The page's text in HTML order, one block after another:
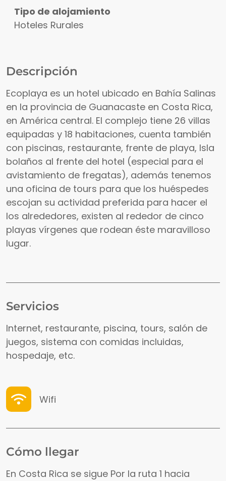
Tipo de alojamiento
Hoteles Rurales
Descripción
Ecoplaya es un hotel ubicado en Bahía Salinas
en la provincia de Guanacaste en Costa Rica,
en América central. El complejo tiene 26 villas
equipadas y 18 habitaciones, cuenta también
con piscinas, restaurante, frente de playa, Isla
bolaños al frente del hotel (especial para el
avistamiento de fregatas), además tenemos
una oficina de tours para que los huéspedes
escojan su actividad preferida para hacer el
los alrededores, existen al rededor de cinco
playas vírgenes que rodean éste maravilloso
lugar.
Servicios
Internet, restaurante, piscina, tours, salón de
juegos, sistema con comidas incluidas,
hospedaje, etc.
Wifi
Cómo llegar
En Costa Rica se sigue Por la ruta 1 hacia